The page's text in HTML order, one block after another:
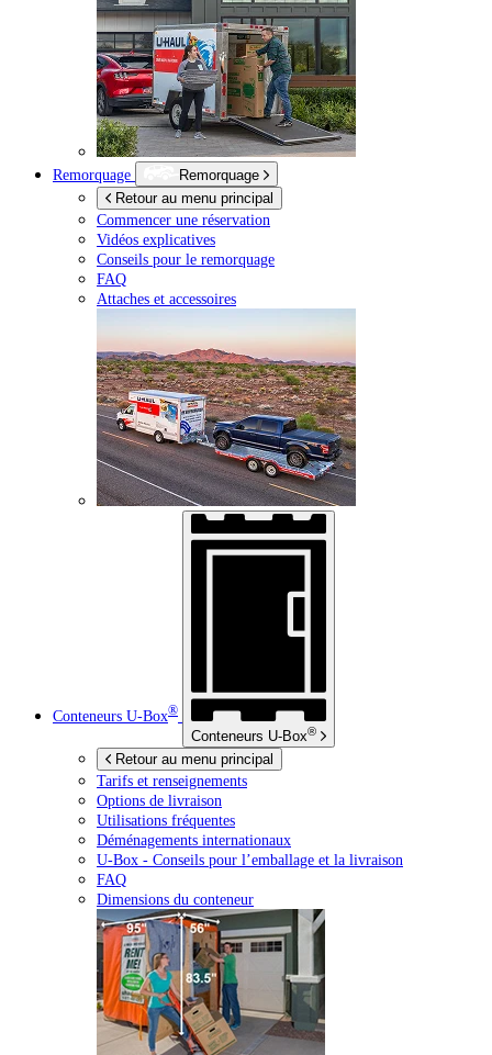
Remorquage
Remorquage
Retour au menu principal
Commencer une réservation
Vidéos explicatives
Conseils pour le remorquage
FAQ
Attaches et accessoires
Conteneurs U-Box®
Conteneurs U-Box®
Retour au menu principal
Tarifs et renseignements
Options de livraison
Utilisations fréquentes
Déménagements internationaux
U-Box - Conseils pour l’emballage et la livraison
FAQ
Dimensions du conteneur